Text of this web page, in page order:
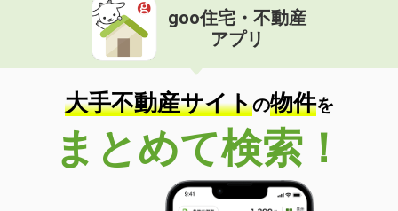
goo住宅・不動産
アプリ
大手不動産サイトの物件を
まとめて検索！